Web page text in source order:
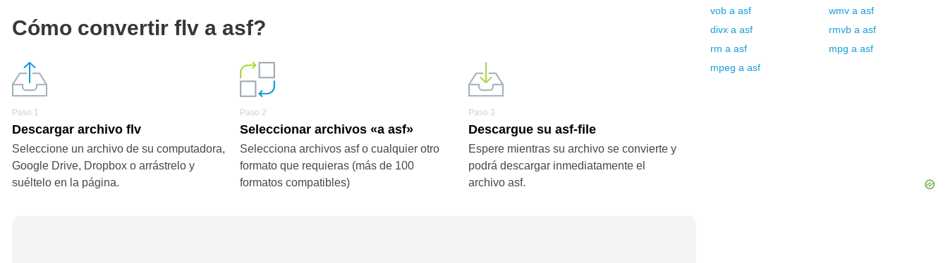
Cómo convertir flv a asf?
Paso 1
Descargar archivo flv
Seleccione un archivo de su computadora,
Google Drive, Dropbox o arrástrelo y
suéltelo en la página.
Paso 2
Seleccionar archivos «a asf»
Selecciona archivos asf o cualquier otro
formato que requieras (más de 100
formatos compatibles)
Paso 3
Descargue su asf-file
Espere mientras su archivo se convierte y
podrá descargar inmediatamente el
archivo asf.
vob a asf wmv a asf
divx a asf rmvb a asf
rm a asf mpg a asf
mpeg a asf